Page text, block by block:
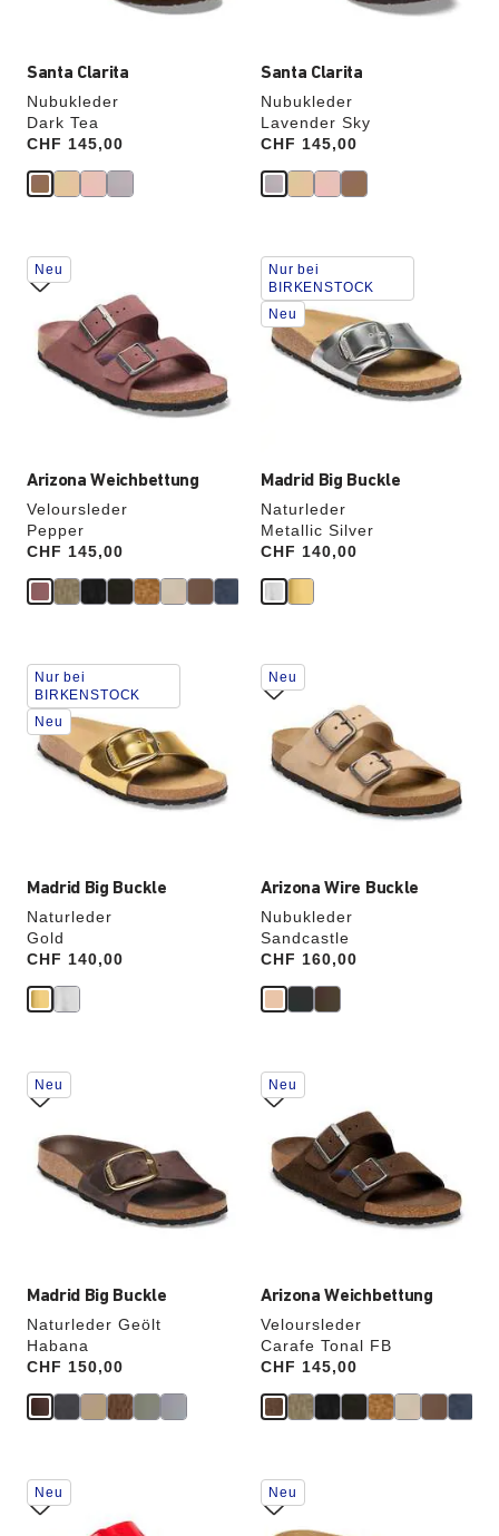
Santa Clarita
Nubukleder
Dark Tea
Price:
CHF 145,00
Santa Clarita
Nubukleder
Lavender Sky
Price:
CHF 145,00
Arizona Weichbettung
Veloursleder
Pepper
Price:
CHF 145,00
Durch
Anklicken
der
Farben
werden
die
Produktbilder
aktualisiert.
Neu
Madrid Big Buckle
Naturleder
Metallic Silver
Price:
CHF 140,00
Durch
Anklicken
der
Farben
werden
die
Produktbilder
Nur bei
BIRKENSTOCK
Neu
Madrid Big Buckle
Naturleder
Gold
Price:
CHF 140,00
Durch
Anklicken
der
Farben
werden
die
Produktbilder
Nur bei
BIRKENSTOCK
Neu
Arizona Wire Buckle
Nubukleder
Sandcastle
Price:
CHF 160,00
Durch
Anklicken
der
Farben
werden
die
Produktbilder
aktualisiert.
Neu
Madrid Big Buckle
Naturleder Geölt
Habana
Price:
CHF 150,00
Durch
Anklicken
der
Farben
werden
die
Produktbilder
aktualisiert.
Neu
Arizona Weichbettung
Veloursleder
Carafe Tonal FB
Price:
CHF 145,00
Durch
Anklicken
der
Farben
werden
die
Produktbilder
aktualisiert.
Neu
Durch
Anklicken
der
Neu
Durch
Anklicken
der
Neu